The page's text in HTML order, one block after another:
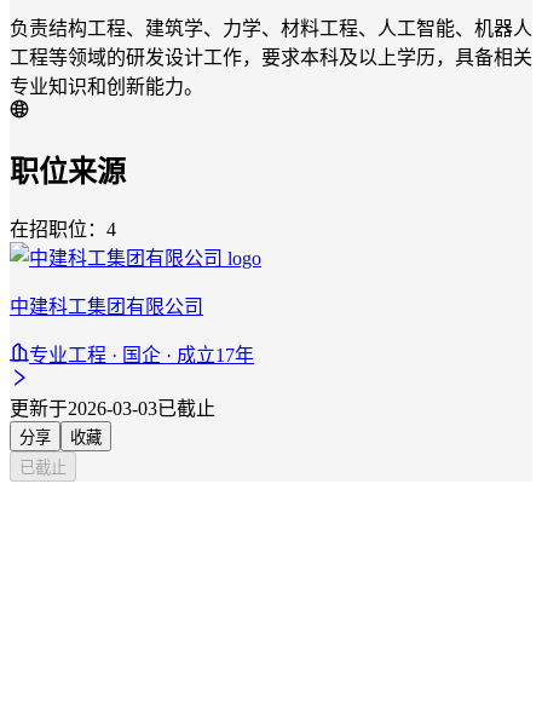
负责结构工程、建筑学、力学、材料工程、人工智能、机器人
工程等领域的研发设计工作，要求本科及以上学历，具备相关
专业知识和创新能力。
职位来源
在招职位：4
中建科工集团有限公司
专业工程 · 国企 · 成立17年
更新于2026-03-03已截止
分享
收藏
已截止